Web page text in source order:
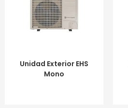
LEER MÁS
Unidad Exterior EHS
Mono